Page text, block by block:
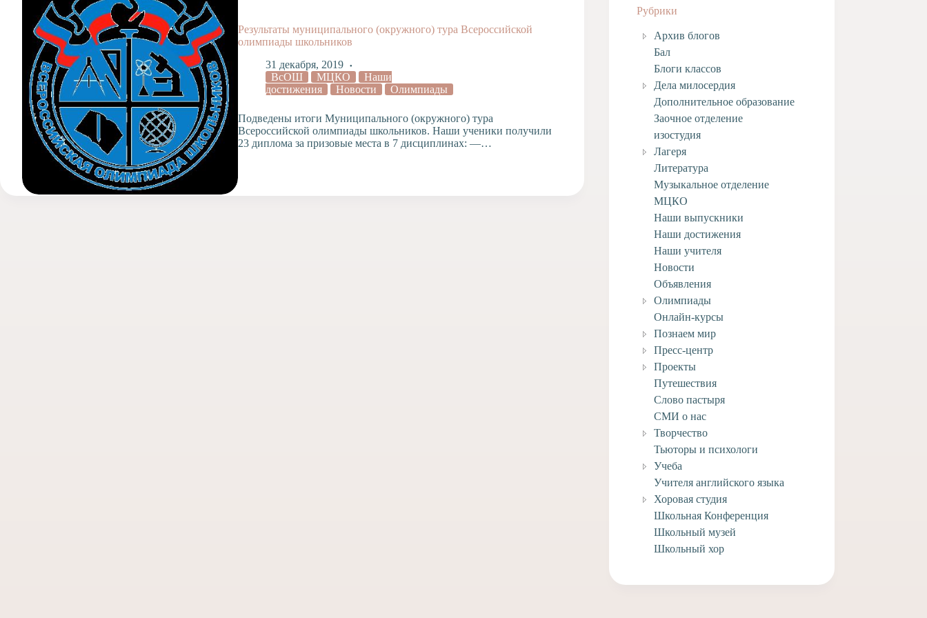
Допобразование
Проекты
Творчество
Художественная
студия
Музыкальное
отделение
Психологическая
Служба
Тьюторская
служба
Результаты муниципального (окружного) тура Всероссийской
олимпиады школьников
31 декабря, 2019
ВсОШ
МЦКО
Наши
достижения
Новости Олимпиады
Подведены итоги Муниципального (окружного) тура
Всероссийской олимпиады школьников. Наши ученики получили
23 диплома за призовые места в 7 дисциплинах: —…
Рубрики
Архив блогов
Бал
Блоги классов
Дела милосердия
Дополнительное образование
Заочное отделение
изостудия
Лагеря
Литература
Музыкальное отделение
МЦКО
Наши выпускники
Наши достижения
Наши учителя
Новости
Объявления
Олимпиады
Онлайн-курсы
Познаем мир
Пресс-центр
Проекты
Путешествия
Слово пастыря
СМИ о нас
Творчество
Тьюторы и психологи
Учеба
Учителя английского языка
Хоровая студия
Школьная Конференция
Школьный музей
Школьный хор